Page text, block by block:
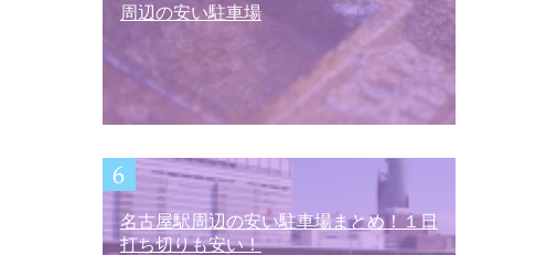
周辺の安い駐車場
名古屋駅周辺の安い駐車場まとめ！１日
打ち切りも安い！